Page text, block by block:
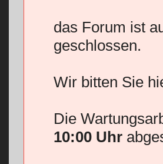
das Forum ist
geschlossen.
Wir bitten Sie
Die
10:00 Uhr